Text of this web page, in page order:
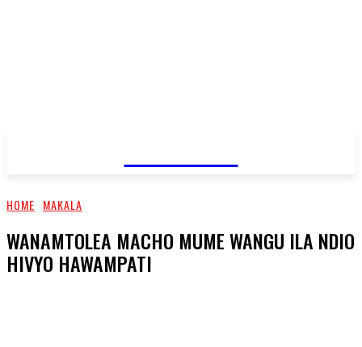
HOME MAKALA
WANAMTOLEA MACHO MUME WANGU ILA NDIO
HIVYO HAWAMPATI